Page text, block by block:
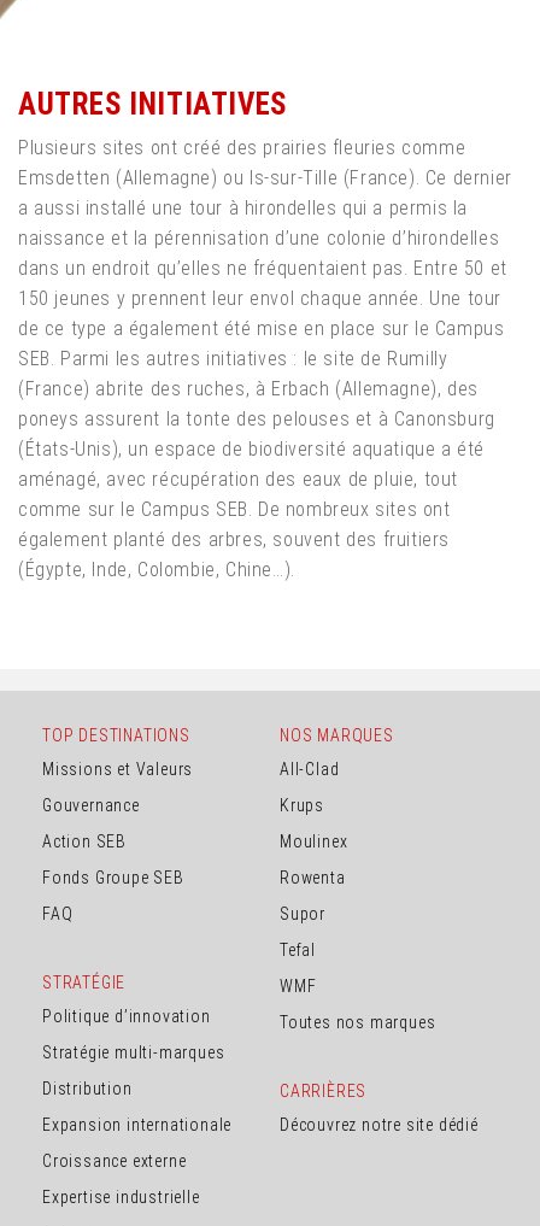
AUTRES INITIATIVES
Plusieurs sites ont créé des prairies fleuries comme
Emsdetten (Allemagne) ou Is-sur-Tille (France). Ce dernier
a aussi installé une tour à hirondelles qui a permis la
naissance et la pérennisation d’une colonie d’hirondelles
dans un endroit qu’elles ne fréquentaient pas. Entre 50 et
150 jeunes y prennent leur envol chaque année. Une tour
de ce type a également été mise en place sur le Campus
SEB. Parmi les autres initiatives : le site de Rumilly
(France) abrite des ruches, à Erbach (Allemagne), des
poneys assurent la tonte des pelouses et à Canonsburg
(États-Unis), un espace de biodiversité aquatique a été
aménagé, avec récupération des eaux de pluie, tout
comme sur le Campus SEB. De nombreux sites ont
également planté des arbres, souvent des fruitiers
(Égypte, Inde, Colombie, Chine…).
TOP DESTINATIONS
Missions et Valeurs
Gouvernance
Action SEB
Fonds Groupe SEB
FAQ
STRATÉGIE
Politique d’innovation
Stratégie multi-marques
Distribution
Expansion internationale
Croissance externe
Expertise industrielle
NOS MARQUES
All-Clad
Krups
Moulinex
Rowenta
Supor
Tefal
WMF
Toutes nos marques
CARRIÈRES
Découvrez notre site dédié